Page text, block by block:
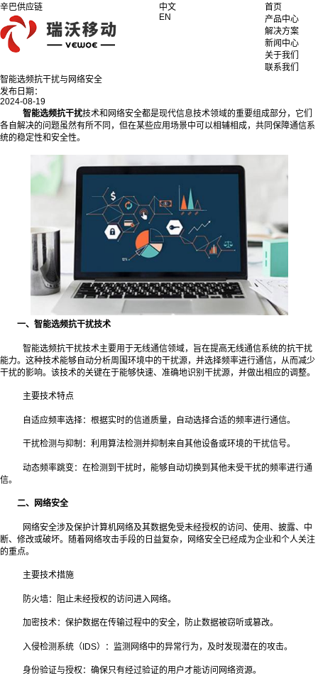
辛巴供应链
中文
EN
首页
产品中心
解决方案
新闻中心
关于我们
联系我们
智能选频抗干扰与网络安全
发布日期：
2024-08-19
智能选频抗干扰技术和网络安全都是现代信息技术领域的重要组成部分，它们
各自解决的问题虽然有所不同，但在某些应用场景中可以相辅相成，共同保障通信系
统的稳定性和安全性。
一、智能选频抗干扰技术
智能选频抗干扰技术主要用于无线通信领域，旨在提高无线通信系统的抗干扰
能力。这种技术能够自动分析周围环境中的干扰源，并选择频率进行通信，从而减少
干扰的影响。该技术的关键在于能够快速、准确地识别干扰源，并做出相应的调整。
主要技术特点
自适应频率选择：根据实时的信道质量，自动选择合适的频率进行通信。
干扰检测与抑制：利用算法检测并抑制来自其他设备或环境的干扰信号。
动态频率跳变：在检测到干扰时，能够自动切换到其他未受干扰的频率进行通
信。
二、网络安全
网络安全涉及保护计算机网络及其数据免受未经授权的访问、使用、披露、中
断、修改或破坏。随着网络攻击手段的日益复杂，网络安全已经成为企业和个人关注
的重点。
主要技术措施
防火墙：阻止未经授权的访问进入网络。
加密技术：保护数据在传输过程中的安全，防止数据被窃听或篡改。
入侵检测系统（IDS）：监测网络中的异常行为，及时发现潜在的攻击。
身份验证与授权：确保只有经过验证的用户才能访问网络资源。